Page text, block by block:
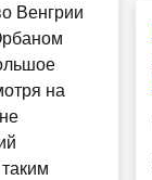
Венгрии
на